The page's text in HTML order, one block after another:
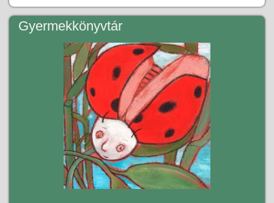
Gyermekkönyvtár